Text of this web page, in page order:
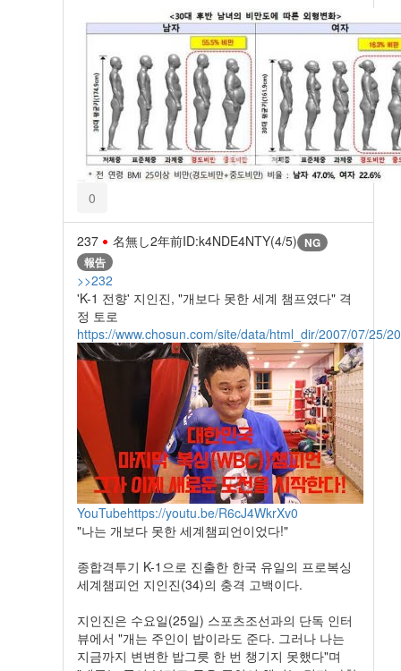
0
237 名無し2年前ID:k4NDE4NTY(4/5) NG
報告
>>232
'K-1 전향' 지인진, "개보다 못한 세계 챔프였다" 격
정 토로
https://www.chosun.com/site/data/html_dir/2007/07/25/
YouTubehttps://youtu.be/R6cJ4WkrXv0
"나는 개보다 못한 세계챔피언이었다!"
종합격투기 K-1으로 진출한 한국 유일의 프로복싱
세계챔피언 지인진(34)의 충격 고백이다.
지인진은 수요일(25일) 스포츠조선과의 단독 인터
뷰에서 "개는 주인이 밥이라도 준다. 그러나 나는
지금까지 변변한 밥그릇 한 번 챙기지 못했다"며